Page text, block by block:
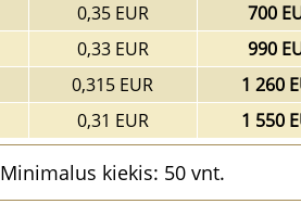
0,35 EUR
700
0,33 EUR
990
0,315 EUR
1 260
0,31 EUR 1 550
Minimalus kiekis: 50 vnt.